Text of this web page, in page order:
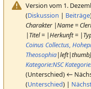
Version vom 1.
(Diskussion | Beiträge
Charakter |Name =
|Titel = |Herkunft =
Coinus Collectus,
Theosophia
Kategorie:NSC
(Unterschied) ←
(Unterschied) |